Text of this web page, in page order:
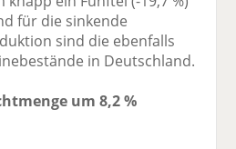
für die sinkende
sind die ebenfalls
in Deutschland.
um 8,2 %